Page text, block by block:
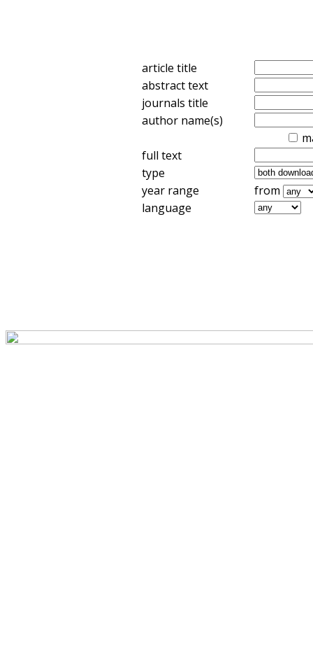
article title
abstract text
journals title
author name(s)
full text
type
year range
from
language